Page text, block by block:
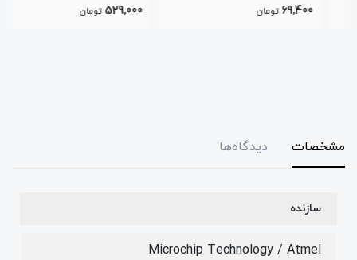
69,400 تومان 529,000 تومان
مشخصات دیدگاه‌ها
سازنده
Microchip Technology / Atmel